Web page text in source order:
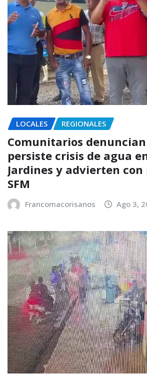
LOCALES REGIONALES
Comunitarios
persiste crisis de agua
Jardines y advierten
SFM
Francomacorisanos Ago 3,